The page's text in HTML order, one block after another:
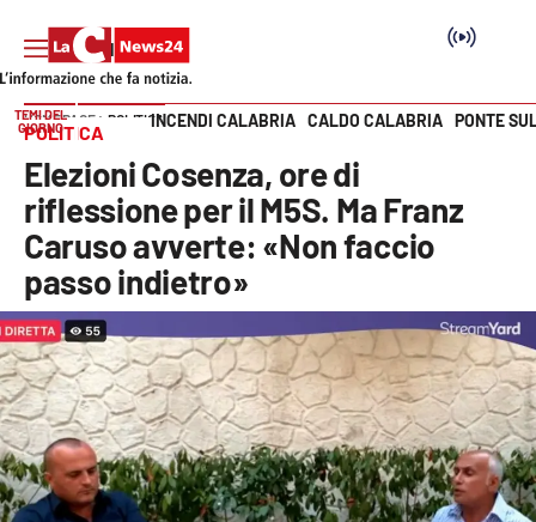
SEZIONI
Cronaca
Politica
Attualità
Economia e lavoro
Italia Mondo
Vai
TEMI DEL
GIORNO
INCENDI CALABRIA CALDO CALABRIA PONTE
HOME PAGE POLITICA
POLITICA
Elezioni Cosenza, ore di
riflessione per il M5S. Ma Franz
Caruso avverte: «Non faccio
passo indietro»